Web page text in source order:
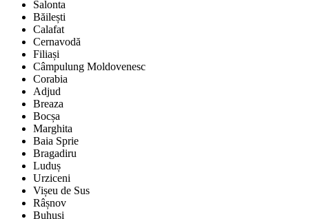
Salonta
Băilești
Calafat
Cernavodă
Filiași
Câmpulung Moldovenesc
Corabia
Adjud
Breaza
Bocșa
Marghita
Baia Sprie
Bragadiru
Luduș
Urziceni
Vișeu de Sus
Râșnov
Buhuși